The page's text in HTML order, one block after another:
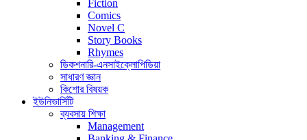
Fiction
Comics
Novel C
Story Books
Rhymes
ডিকশনারি-এনসাইক্লোপিডিয়া
সাধারণ জ্ঞান
কিশোর বিষয়ক
ইউনিভার্সিটি
ব্যবসায় শিক্ষা
Management